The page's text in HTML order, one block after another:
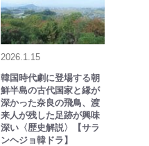
2026.1.15
韓国時代劇に登場する朝
鮮半島の古代国家と縁が
深かった奈良の飛鳥、渡
来人が残した足跡が興味
深い〈歴史解説〉【サラ
ンヘジョ韓ドラ】